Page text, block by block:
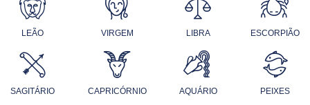
LEÃO VIRGEM LIBRA ESCORPIÃO
SAGITÁRIO CAPRICÓRNIO AQUÁRIO PEIXES